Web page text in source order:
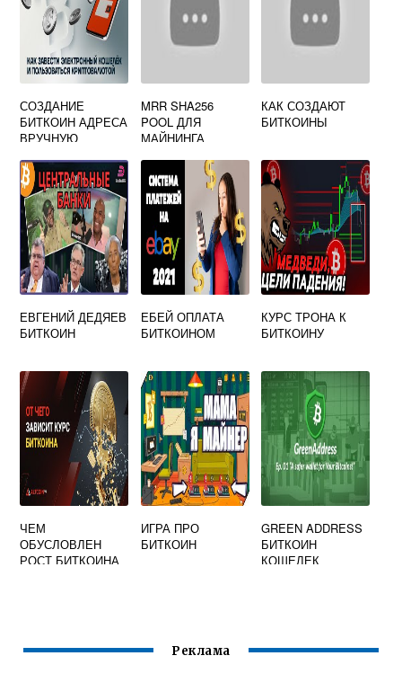
СОЗДАНИЕ
БИТКОИН АДРЕСА
ВРУЧНУЮ
MRR SHA256
POOL ДЛЯ
МАЙНИНГА
КАК СОЗДАЮТ
БИТКОИНЫ
ЕВГЕНИЙ ДЕДЯЕВ
БИТКОИН
ЕБЕЙ ОПЛАТА
БИТКОИНОМ
КУРС ТРОНА К
БИТКОИНУ
ЧЕМ
ОБУСЛОВЛЕН
РОСТ БИТКОИНА
ИГРА ПРО
БИТКОИН
GREEN ADDRESS
БИТКОИН
КОШЕЛЕК
Реклама